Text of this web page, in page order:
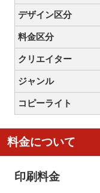
デザイン区分
料金区分
クリエイター
ジャンル
コピーライト
料金について
印刷料金